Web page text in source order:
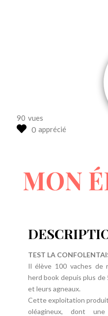
90 vues
apprécié
MON
TEST LA
Il élève 100 vaches de
herd book depuis plus de
et leurs agneaux.
Cette exploitation
oléagineux, dont